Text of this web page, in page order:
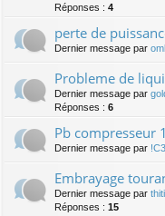
Réponses : 4
perte de
Dernier message par
Probleme de
Dernier message par
Réponses : 6
Pb compresseur
Dernier message par
Embrayage
Dernier message par
Réponses : 15